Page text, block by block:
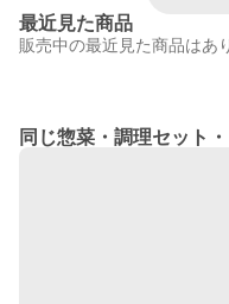
最近見た商品
販売中の最近見た商品はあ
同じ惣菜・調理セット